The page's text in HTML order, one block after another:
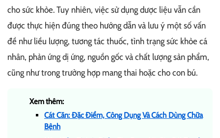
cho sức khỏe. Tuy nhiên, việc sử dụng dược liệu vẫn cần
được thực hiện đúng theo hướng dẫn và lưu ý một số vấn
đề như liều lượng, tương tác thuốc, tình trạng sức khỏe cá
nhân, phản ứng dị ứng, nguồn gốc và chất lượng sản phẩm,
cũng như trong trường hợp mang thai hoặc cho con bú.
Xem thêm:
Cát Căn: Đặc Điểm, Công Dụng Và Cách Dùng Chữa
Bệnh